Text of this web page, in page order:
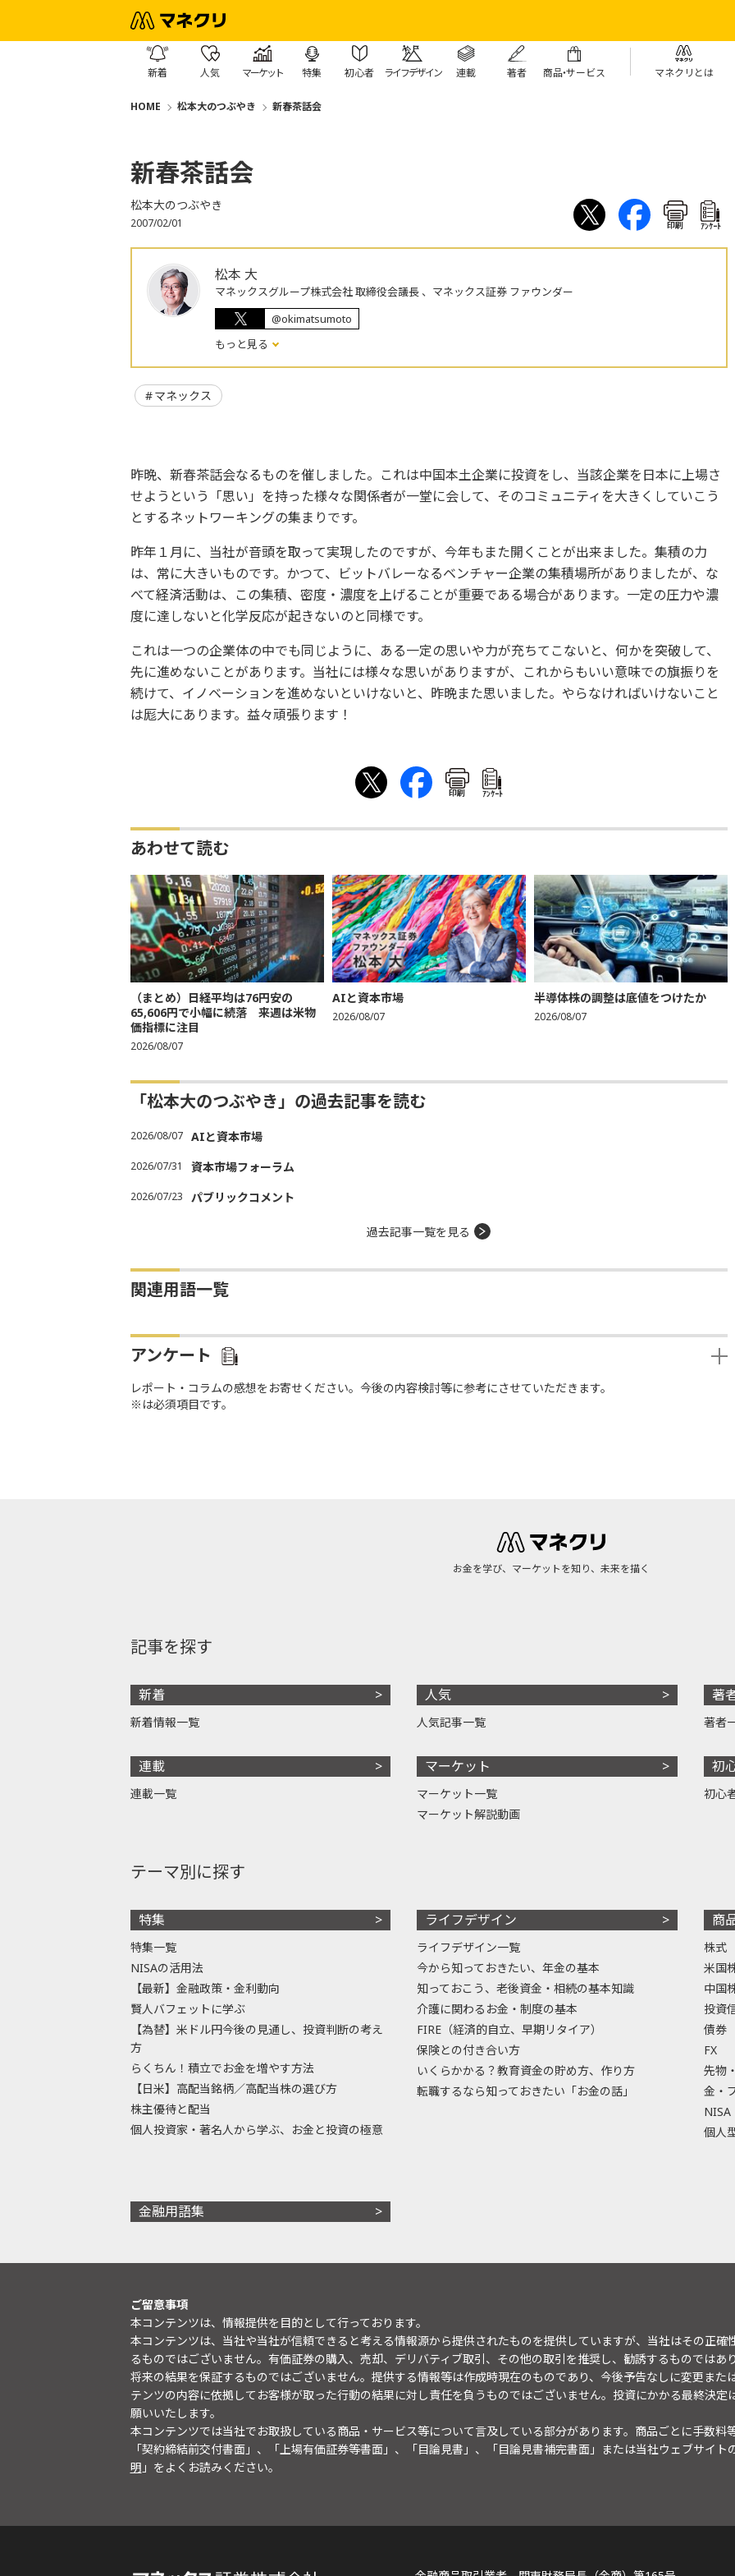
新着 人気 マーケット 特集 初心者 ライフデザイン 連載 著者 商品・サービス マネクリとは
HOME 松本大のつぶやき 新春茶話会
新春茶話会
松本大のつぶやき
2007/02/01 印刷 ｱﾝｹｰﾄ
松本 大
マネックスグループ株式会社 取締役会議長 、マネックス証券 ファウンダー
@okimatsumoto
もっと見る
マネックス
昨晩、新春茶話会なるものを催しました。これは中国本土企業に投資をし、当該企業を日本に上場さ
せようという「思い」を持った様々な関係者が一堂に会して、そのコミュニティを大きくしていこう
とするネットワーキングの集まりです。
昨年１月に、当社が音頭を取って実現したのですが、今年もまた開くことが出来ました。集積の力
は、常に大きいものです。かつて、ビットバレーなるベンチャー企業の集積場所がありましたが、な
べて経済活動は、この集積、密度・濃度を上げることが重要である場合があります。一定の圧力や濃
度に達しないと化学反応が起きないのと同様です。
これは一つの企業体の中でも同じように、ある一定の思いや力が充ちてこないと、何かを突破して、
先に進めないことがあります。当社には様々な思いがありますが、これからもいい意味での旗振りを
続けて、イノベーションを進めないといけないと、昨晩また思いました。やらなければいけないこと
は厖大にあります。益々頑張ります！
印刷 ｱﾝｹｰﾄ
あわせて読む
（まとめ）日経平均は76円安の
65,606円で小幅に続落 来週は米物
価指標に注目
2026/08/07
AIと資本市場
2026/08/07
半導体株の調整は底値をつけたか
2026/08/07
「松本大のつぶやき」の過去記事を読む
2026/08/07 AIと資本市場
2026/07/31 資本市場フォーラム
2026/07/23 パブリックコメント
過去記事一覧を見る
関連用語一覧
アンケート
レポート・コラムの感想をお寄せください。今後の内容検討等に参考にさせていただきます。
※は必須項目です。
お金を学び、マーケットを知り、未来を描く
記事を探す
新着
新着情報一覧
連載
連載一覧
人気
人気記事一覧
マーケット
マーケット一覧
マーケット解説動画
著
著者
初
初心
テーマ別に探す
特集
特集一覧
NISAの活用法
【最新】金融政策・金利動向
賢人バフェットに学ぶ
【為替】米ドル円今後の見通し、投資判断の考え
方
らくちん！積立でお金を増やす方法
【日米】高配当銘柄／高配当株の選び方
株主優待と配当
個人投資家・著名人から学ぶ、お金と投資の極意
ライフデザイン
ライフデザイン一覧
今から知っておきたい、年金の基本
知っておこう、老後資金・相続の基本知識
介護に関わるお金・制度の基本
FIRE（経済的自立、早期リタイア）
保険との付き合い方
いくらかかる？教育資金の貯め方、作り方
転職するなら知っておきたい「お金の話」
商
株式
米国
中国
投資
債券
FX
先物
金・
NISA
個人
金融用語集
ご留意事項
本コンテンツは、情報提供を目的として行っております。
本コンテンツは、当社や当社が信頼できると考える情報源から提供されたものを提供していますが、当社はその正
るものではございません。有価証券の購入、売却、デリバティブ取引、その他の取引を推奨し、勧誘するものではあ
将来の結果を保証するものではございません。提供する情報等は作成時現在のものであり、今後予告なしに変更また
テンツの内容に依拠してお客様が取った行動の結果に対し責任を負うものではございません。投資にかかる最終決
願いいたします。
本コンテンツでは当社でお取扱している商品・サービス等について言及している部分があります。商品ごとに手数料
「契約締結前交付書面」、「上場有価証券等書面」、「目論見書」、「目論見書補完書面」または当社ウェブサイト
明 」をよくお読みください。